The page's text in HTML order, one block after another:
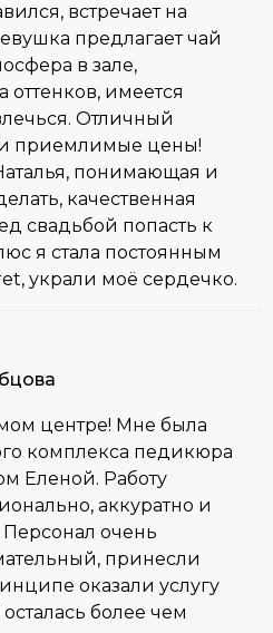
встречает на
предлагает чай
в зале,
оттенков, имеется
Отличный
приемлимые цены!
понимающая и
качественная
свадьбой попасть к
я стала постоянным
украли моё сердечко.
центре! Мне была
комплекса педикюра
Еленой. Работу
аккуратно и
очень
принесли
оказали услугу
более чем